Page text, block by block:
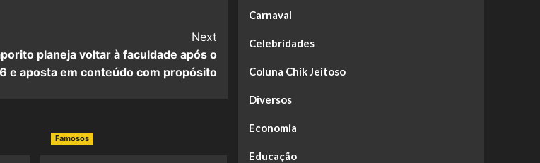
Next
planeja voltar à faculdade após o
e aposta em conteúdo com propósito
Famosos
Carnaval
Celebridades
Coluna Chik Jeitoso
Diversos
Economia
Educação